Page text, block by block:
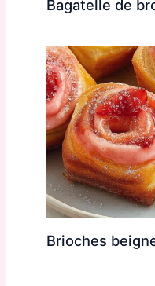
Bagatelle de
Brioches